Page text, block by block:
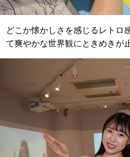
どこか懐かしさを感じるレトロ
て爽やかな世界観にときめきが